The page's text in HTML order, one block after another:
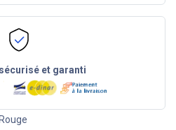
et garanti